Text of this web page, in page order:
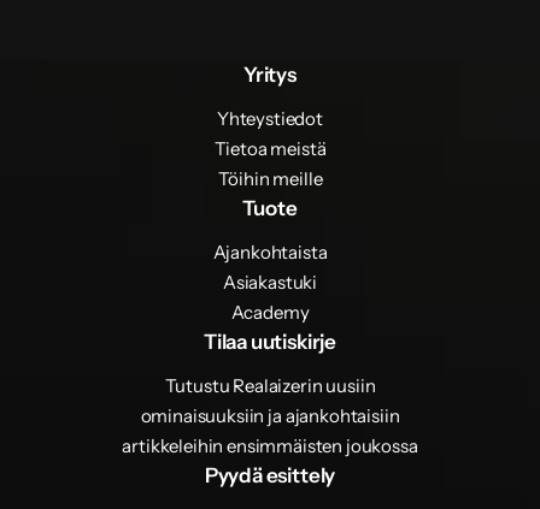
Yritys
Yhteystiedot
Tietoa meistä
Töihin meille
Tuote
Ajankohtaista
Asiakastuki
Academy
Tilaa uutiskirje
Tutustu Realaizerin uusiin
ominaisuuksiin ja ajankohtaisiin
artikkeleihin ensimmäisten joukossa
Pyydä esittely